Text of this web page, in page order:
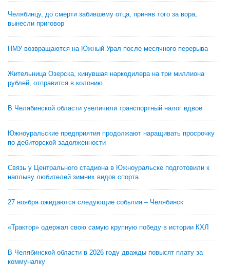
Челябинцу, до смерти забившему отца, приняв того за вора,
вынесли приговор
НМУ возвращаются на Южный Урал после месячного перерыва
Жительница Озерска, кинувшая наркодилера на три миллиона
рублей, отправится в колонию
В Челябинской области увеличили транспортный налог вдвое
Южноуральские предприятия продолжают наращивать просрочку
по дебиторской задолженности
Связь у Центрального стадиона в Южноуральске подготовили к
наплыву любителей зимних видов спорта
27 ноября ожидаются следующие события – Челябинск
«Трактор» одержал свою самую крупную победу в истории КХЛ
В Челябинской области в 2026 году дважды повысят плату за
коммуналку